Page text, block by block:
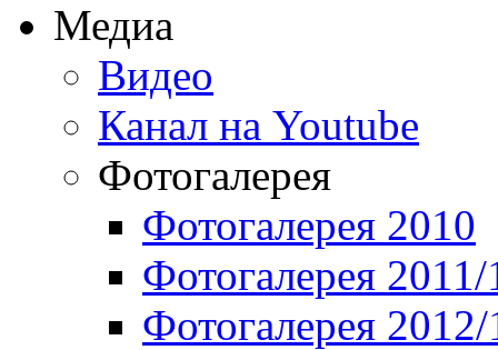
Медиа
Видео
Канал на Youtube
Фотогалерея
Фотогалерея 2010
Фотогалерея 2011/
Фотогалерея